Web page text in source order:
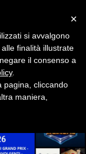
×
si avvalgono
finalità illustrate
il consenso a
.
pagina, cliccando
maniera,